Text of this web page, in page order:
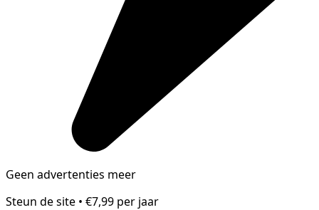
Geen advertenties meer
Steun de site • €7,99 per jaar